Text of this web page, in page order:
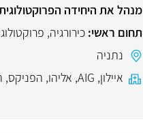
מנהל את היחידה
תחום ראשי: כירורגיה,
נתניה
איילון,
AIG
, אליהו, הפניקס,